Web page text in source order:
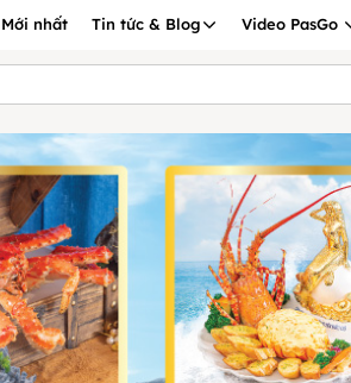
Mới nhất Tin tức & Blog Video PasGo